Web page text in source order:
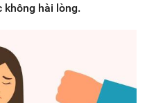
không hài lòng.